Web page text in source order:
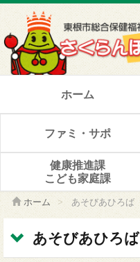
ホーム
ファミ・サポ
健康推進課
こども家庭課
ホーム > あそびあひろば
あそびあひろば